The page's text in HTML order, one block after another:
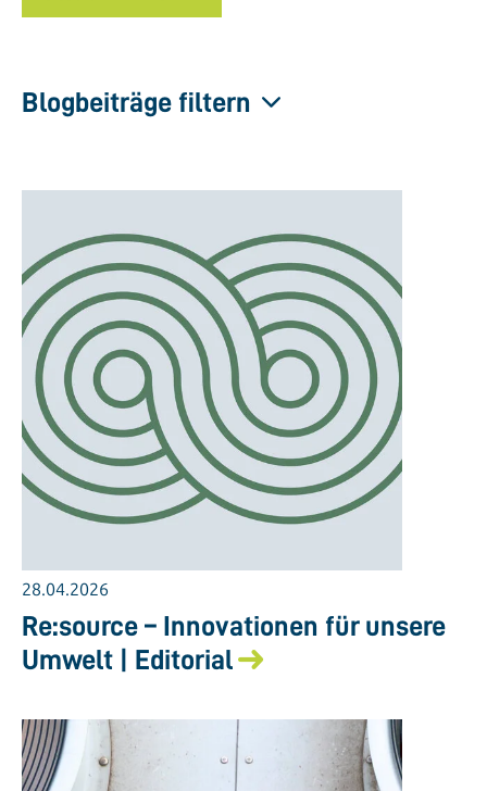
Blogbeiträge filtern
28.04.2026
Re:source – Innovationen für unsere
Umwelt | Editorial